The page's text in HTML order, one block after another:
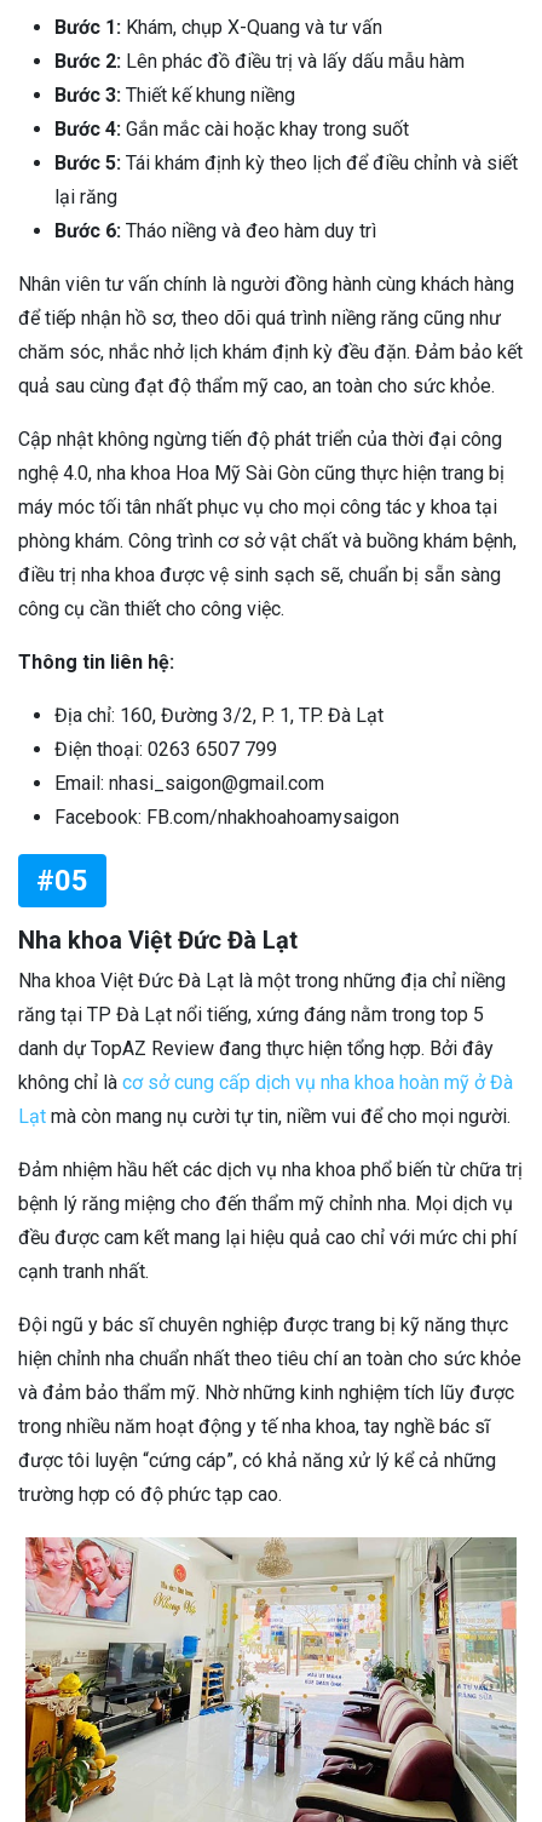
Bước 1: Khám, chụp X-Quang và tư vấn
Bước 2: Lên phác đồ điều trị và lấy dấu mẫu hàm
Bước 3: Thiết kế khung niềng
Bước 4: Gắn mắc cài hoặc khay trong suốt
Bước 5: Tái khám định kỳ theo lịch để điều chỉnh và siết
lại răng
Bước 6: Tháo niềng và đeo hàm duy trì
Nhân viên tư vấn chính là người đồng hành cùng khách hàng
để tiếp nhận hồ sơ, theo dõi quá trình niềng răng cũng như
chăm sóc, nhắc nhở lịch khám định kỳ đều đặn. Đảm bảo kết
quả sau cùng đạt độ thẩm mỹ cao, an toàn cho sức khỏe.
Cập nhật không ngừng tiến độ phát triển của thời đại công
nghệ 4.0, nha khoa Hoa Mỹ Sài Gòn cũng thực hiện trang bị
máy móc tối tân nhất phục vụ cho mọi công tác y khoa tại
phòng khám. Công trình cơ sở vật chất và buồng khám bệnh,
điều trị nha khoa được vệ sinh sạch sẽ, chuẩn bị sẵn sàng
công cụ cần thiết cho công việc.
Thông tin liên hệ:
Địa chỉ: 160, Đường 3/2, P. 1, TP. Đà Lạt
Điện thoại: 0263 6507 799
Email: nhasi_saigon@gmail.com
Facebook: FB.com/nhakhoahoamysaigon
#05
Nha khoa Việt Đức Đà Lạt
Nha khoa Việt Đức Đà Lạt là một trong những địa chỉ niềng
răng tại TP Đà Lạt nổi tiếng, xứng đáng nằm trong top 5
danh dự TopAZ Review đang thực hiện tổng hợp. Bởi đây
không chỉ là cơ sở cung cấp dịch vụ nha khoa hoàn mỹ ở Đà
Lạt mà còn mang nụ cười tự tin, niềm vui để cho mọi người.
Đảm nhiệm hầu hết các dịch vụ nha khoa phổ biến từ chữa trị
bệnh lý răng miệng cho đến thẩm mỹ chỉnh nha. Mọi dịch vụ
đều được cam kết mang lại hiệu quả cao chỉ với mức chi phí
cạnh tranh nhất.
Đội ngũ y bác sĩ chuyên nghiệp được trang bị kỹ năng thực
hiện chỉnh nha chuẩn nhất theo tiêu chí an toàn cho sức khỏe
và đảm bảo thẩm mỹ. Nhờ những kinh nghiệm tích lũy được
trong nhiều năm hoạt động y tế nha khoa, tay nghề bác sĩ
được tôi luyện “cứng cáp”, có khả năng xử lý kể cả những
trường hợp có độ phức tạp cao.